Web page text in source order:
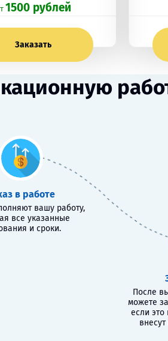
1500 рублей
Заказать
в работе
вашу работу,
все указанные
и сроки.
После
можете
если